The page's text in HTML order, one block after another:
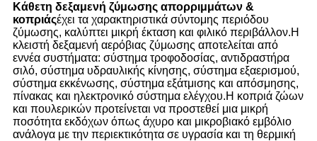
Κάθετη δεξαμενή ζύμωσης απορριμμάτων &
κοπριάςέχει τα χαρακτηριστικά σύντομης περιόδου
ζύμωσης, καλύπτει μικρή έκταση και φιλικό περιβάλλον.Η
κλειστή δεξαμενή αερόβιας ζύμωσης αποτελείται από
εννέα συστήματα: σύστημα τροφοδοσίας, αντιδραστήρα
σιλό, σύστημα υδραυλικής κίνησης, σύστημα εξαερισμού,
σύστημα εκκένωσης, σύστημα εξάτμισης και απόσμησης,
πίνακας και ηλεκτρονικό σύστημα ελέγχου.Η κοπριά ζώων
και πουλερικών προτείνεται να προστεθεί μια μικρή
ποσότητα εκδόχων όπως άχυρο και μικροβιακό εμβόλιο
ανάλογα με την περιεκτικότητα σε υγρασία και τη θερμική